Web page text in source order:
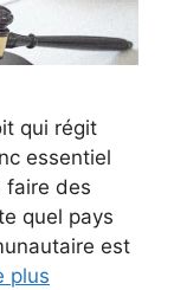
qui régit
essentiel
faire des
quel pays
est
plus